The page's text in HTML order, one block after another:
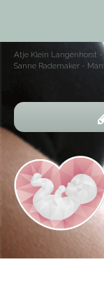
Atje Klein Langenhorst -
Sanne Rademaker -